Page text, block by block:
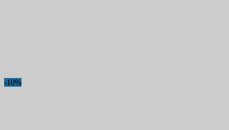
-10%